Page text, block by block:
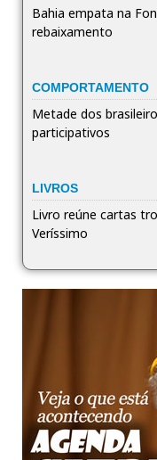
Bahia empata na
rebaixamento
COMPORTAMENTO
Metade dos
participativos
LIVROS
Livro reúne cartas
Veríssimo